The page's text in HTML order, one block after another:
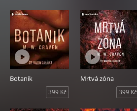
Botanik
399 Kč
Mrtvá zóna
399 Kč